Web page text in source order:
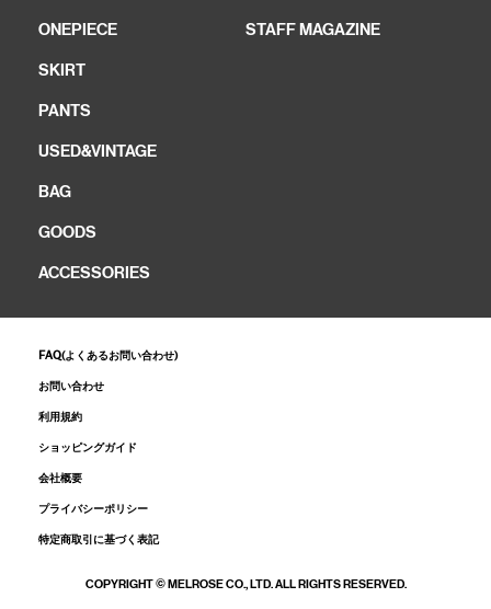
ONEPIECE
SKIRT
PANTS
USED&VINTAGE
BAG
GOODS
ACCESSORIES
STAFF MAGAZINE
FAQ(よくあるお問い合わせ)
お問い合わせ
利用規約
ショッピングガイド
会社概要
プライバシーポリシー
特定商取引に基づく表記
COPYRIGHT © MELROSE CO., LTD. ALL RIGHTS RESERVED.